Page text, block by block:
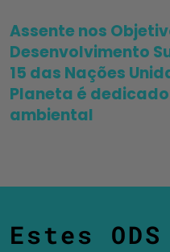
Assente nos
Desenvolvimento
15 das Nações
Planeta é
ambiental
Estes